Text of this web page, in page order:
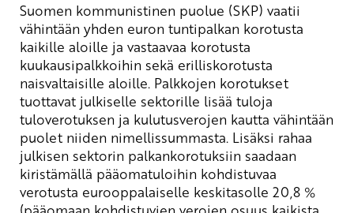
Suomen kommunistinen puolue (SKP) vaatii
vähintään yhden euron tuntipalkan korotusta
kaikille aloille ja vastaavaa korotusta
kuukausipalkkoihin sekä erilliskorotusta
naisvaltaisille aloille. Palkkojen korotukset
tuottavat julkiselle sektorille lisää tuloja
tuloverotuksen ja kulutusverojen kautta vähintään
puolet niiden nimellissummasta. Lisäksi rahaa
julkisen sektorin palkankorotuksiin saadaan
kiristämällä pääomatuloihin kohdistuvaa
verotusta eurooppalaiselle keskitasolle 20,8 %